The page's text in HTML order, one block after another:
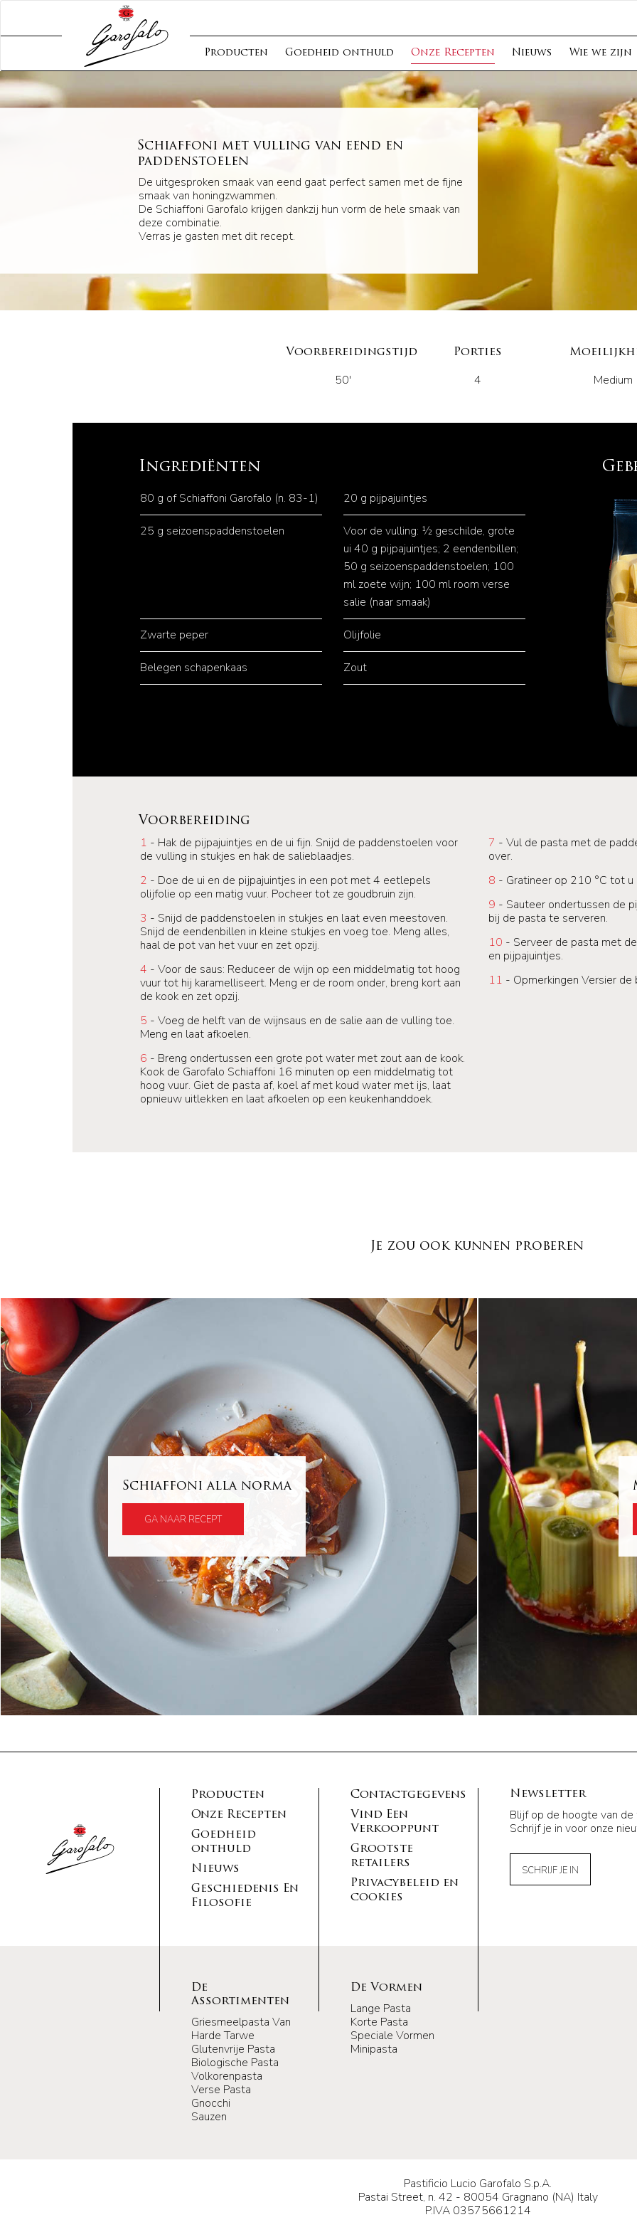
Producten Goedheid onthuld Onze Recepten Nieuws Wie we zijn
Schiaffoni met vulling van eend en
paddenstoelen
De uitgesproken smaak van eend gaat perfect samen met de fijne
smaak van honingzwammen.
De Schiaffoni Garofalo krijgen dankzij hun vorm de hele smaak van
deze combinatie.
Verras je gasten met dit recept.
Voorbereidingstijd
50'
Porties
4 Medium
Ingrediënten
80 g of Schiaffoni Garofalo (n. 83-1) 20 g pijpajuintjes
25 g seizoenspaddenstoelen
Voor de vulling: ½ geschilde, grote
ui 40 g pijpajuintjes; 2 eendenbillen;
50 g seizoenspaddenstoelen; 100
ml zoete wijn; 100 ml room verse
salie (naar smaak)
Zwarte peper Olijfolie
Belegen schapenkaas Zout
Voorbereiding
1 - Hak de pijpajuintjes en de ui fijn. Snijd de paddenstoelen voor
de vulling in stukjes en hak de salieblaadjes.
2 - Doe de ui en de pijpajuintjes in een pot met 4 eetlepels
olijfolie op een matig vuur. Pocheer tot ze goudbruin zijn.
3 - Snijd de paddenstoelen in stukjes en laat even meestoven.
Snijd de eendenbillen in kleine stukjes en voeg toe. Meng alles,
haal de pot van het vuur en zet opzij.
4 - Voor de saus: Reduceer de wijn op een middelmatig tot hoog
vuur tot hij karamelliseert. Meng er de room onder, breng kort aan
de kook en zet opzij.
5 - Voeg de helft van de wijnsaus en de salie aan de vulling toe.
Meng en laat afkoelen.
6 - Breng ondertussen een grote pot water met zout aan de kook.
Kook de Garofalo Schiaffoni 16 minuten op een middelmatig tot
hoog vuur. Giet de pasta af, koel af met koud water met ijs, laat
opnieuw uitlekken en laat afkoelen op een keukenhanddoek.
7 - Vul de pasta met de
over.
8 - Gratineer op 210 °C tot
9 - Sauteer ondertussen de
bij de pasta te serveren.
10 - Serveer de pasta met
en pijpajuintjes.
11 - Opmerkingen Versier
Je zou ook kunnen proberen
Schiaffoni alla norma
GA NAAR RECEPT
Producten
Onze Recepten
Goedheid
onthuld
Nieuws
Geschiedenis En
Filosofie
Contactgegevens
Vind Een
Verkooppunt
Grootste
retailers
Privacybeleid en
cookies
Newsletter
Blijf op de hoogte van
Schrijf je in voor onze
SCHRIJF JE IN
De
Assortimenten
Griesmeelpasta Van
Harde Tarwe
Glutenvrije Pasta
Biologische Pasta
Volkorenpasta
Verse Pasta
Gnocchi
Sauzen
De Vormen
Lange Pasta
Korte Pasta
Speciale Vormen
Minipasta
Pastificio Lucio Garofalo S.p.A.
Pastai Street, n. 42 - 80054 Gragnano (NA) Italy
P.IVA 03575661214